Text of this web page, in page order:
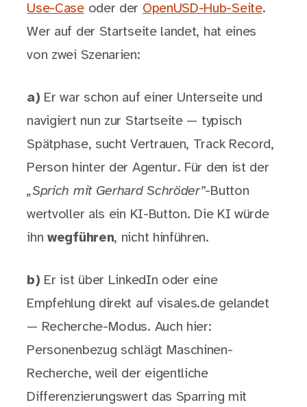
Use-Caseoder der OpenUSD-Hub-Seite.
Wer auf der Startseite landet, hat eines
von zwei Szenarien:
a) Er war schon auf einer Unterseite und
navigiert nun zur Startseite — typisch
Spätphase, sucht Vertrauen, Track Record,
Person hinter der Agentur. Für den ist der
„Sprich mit Gerhard Schröder”-Button
wertvoller als ein KI-Button. Die KI würde
ihnwegführen, nicht hinführen.
b) Er ist über LinkedIn oder eine
Empfehlung direkt auf visales.de gelandet
— Recherche-Modus. Auch hier:
Personenbezug schlägt Maschinen-
Recherche, weil der eigentliche
Differenzierungswert das Sparring mit